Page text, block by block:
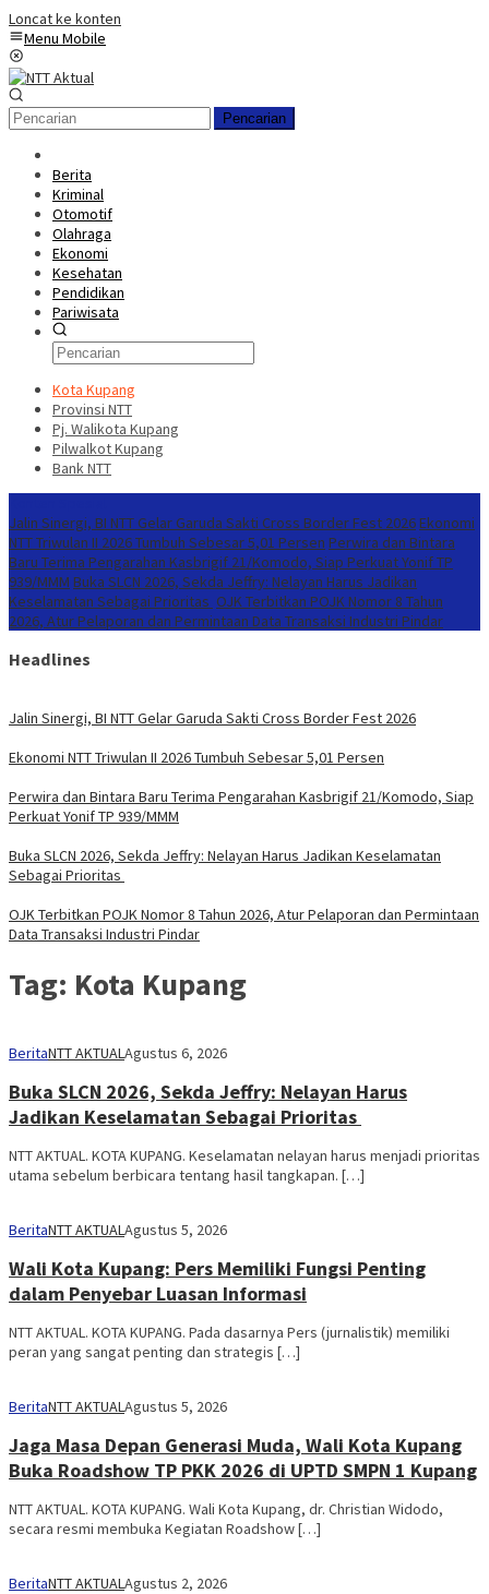
Loncat ke konten
Menu Mobile
Pencarian
Berita
Kriminal
Otomotif
Olahraga
Ekonomi
Kesehatan
Pendidikan
Pariwisata
Kota Kupang
Provinsi NTT
Pj. Walikota Kupang
Pilwalkot Kupang
Bank NTT
Jalin Sinergi, BI NTT Gelar Garuda Sakti Cross Border Fest 2026 Ekonomi
NTT Triwulan II 2026 Tumbuh Sebesar 5,01 Persen Perwira dan Bintara
Baru Terima Pengarahan Kasbrigif 21/Komodo, Siap Perkuat Yonif TP
939/MMM Buka SLCN 2026, Sekda Jeffry: Nelayan Harus Jadikan
Keselamatan Sebagai Prioritas OJK Terbitkan POJK Nomor 8 Tahun
2026, Atur Pelaporan dan Permintaan Data Transaksi Industri Pindar
Headlines
Jalin Sinergi, BI NTT Gelar Garuda Sakti Cross Border Fest 2026
Ekonomi NTT Triwulan II 2026 Tumbuh Sebesar 5,01 Persen
Perwira dan Bintara Baru Terima Pengarahan Kasbrigif 21/Komodo, Siap
Perkuat Yonif TP 939/MMM
Buka SLCN 2026, Sekda Jeffry: Nelayan Harus Jadikan Keselamatan
Sebagai Prioritas
OJK Terbitkan POJK Nomor 8 Tahun 2026, Atur Pelaporan dan Permintaan
Data Transaksi Industri Pindar
Tag: Kota Kupang
BeritaNTT AKTUALAgustus 6, 2026
Buka SLCN 2026, Sekda Jeffry: Nelayan Harus
Jadikan Keselamatan Sebagai Prioritas
NTT AKTUAL. KOTA KUPANG. Keselamatan nelayan harus menjadi prioritas
utama sebelum berbicara tentang hasil tangkapan. […]
BeritaNTT AKTUALAgustus 5, 2026
Wali Kota Kupang: Pers Memiliki Fungsi Penting
dalam Penyebar Luasan Informasi
NTT AKTUAL. KOTA KUPANG. Pada dasarnya Pers (jurnalistik) memiliki
peran yang sangat penting dan strategis […]
BeritaNTT AKTUALAgustus 5, 2026
Jaga Masa Depan Generasi Muda, Wali Kota Kupang
Buka Roadshow TP PKK 2026 di UPTD SMPN 1 Kupang
NTT AKTUAL. KOTA KUPANG. Wali Kota Kupang, dr. Christian Widodo,
secara resmi membuka Kegiatan Roadshow […]
BeritaNTT AKTUALAgustus 2, 2026